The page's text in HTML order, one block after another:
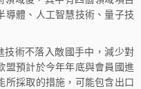
導體、人工智慧技術、量子技
技術不落入敵國手中，減少對
盟預計於今年年底與會員國進
所採取的措施，可能包含出口